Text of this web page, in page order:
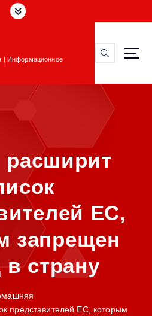
| Информационное
расширит
ЕС,
запрещен
в страну
представителей ЕС, которым